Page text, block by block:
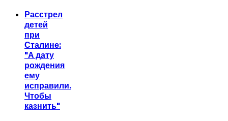
Расстрел
детей
при
Сталине:
"А дату
рождения
ему
исправили.
Чтобы
казнить"